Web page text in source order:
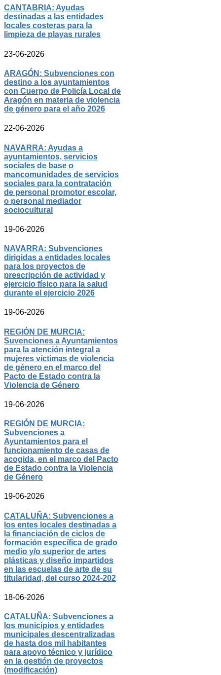
CANTABRIA: Ayudas
destinadas a las entidades
locales costeras para la
limpieza de playas rurales
23-06-2026
ARAGÓN: Subvenciones con
destino a los ayuntamientos
con Cuerpo de Policía Local de
Aragón en materia de violencia
de género para el año 2026
22-06-2026
NAVARRA: Ayudas a
ayuntamientos, servicios
sociales de base o
mancomunidades de servicios
sociales para la contratación
de personal promotor escolar,
o personal mediador
sociocultural
19-06-2026
NAVARRA: Subvenciones
dirigidas a entidades locales
para los proyectos de
prescripción de actividad y
ejercicio físico para la salud
durante el ejercicio 2026
19-06-2026
REGIÓN DE MURCIA:
Suvenciones a Ayuntamientos
para la atención integral a
mujeres víctimas de violencia
de género en el marco del
Pacto de Estado contra la
Violencia de Género
19-06-2026
REGIÓN DE MURCIA:
Subvenciones a
Ayuntamientos para el
funcionamiento de casas de
acogida, en el marco del Pacto
de Estado contra la Violencia
de Género
19-06-2026
CATALUÑA: Subvenciones a
los entes locales destinadas a
la financiación de ciclos de
formación específica de grado
medio y/o superior de artes
plásticas y diseño impartidos
en las escuelas de arte de su
titularidad, del curso 2024-202
18-06-2026
CATALUÑA: Subvenciones a
los municipios y entidades
municipales descentralizadas
de hasta dos mil habitantes
para apoyo técnico y jurídico
en la gestión de proyectos
(modificación)